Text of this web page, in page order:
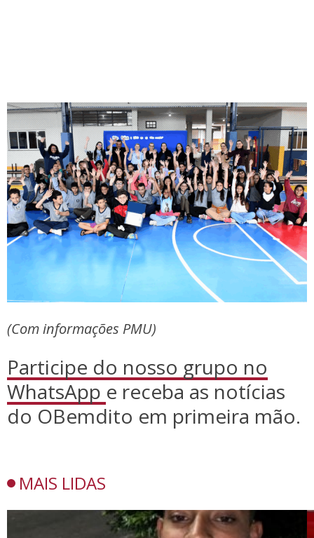
(Com informações PMU)
Participe do nosso grupo no
WhatsApp e receba as notícias
do OBemdito em primeira mão.
MAIS LIDAS